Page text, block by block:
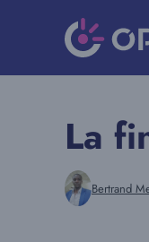
La
Bertrand